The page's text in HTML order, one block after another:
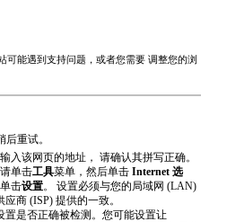
可能遇到支持问题，或者您需要 调整您的浏
后重试。
入该网页的地址， 请确认其拼写正确。
单击工具菜单，然后单击 Internet 选
击设置。 设置必须与您的局域网 (LAN)
商 (ISP) 提供的一致。
置是否正确被检测。您可能设置让